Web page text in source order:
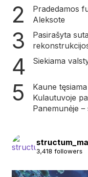
Pradedamos
Aleksote
Pasirašyta
Siekiama
Kaune
Kulautuvoje
Panemunėje
3,418 followers